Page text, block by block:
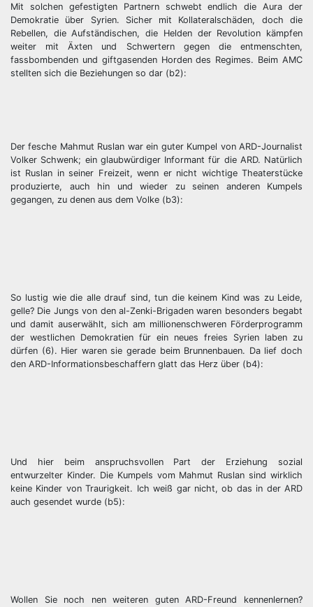
Mit solchen gefestigten Partnern schwebt endlich die Aura der
Demokratie über Syrien. Sicher mit Kollateralschäden, doch die
Rebellen, die Aufständischen, die Helden der Revolution kämpfen
weiter mit Äxten und Schwertern gegen die entmenschten,
fassbombenden und giftgasenden Horden des Regimes. Beim AMC
stellten sich die Beziehungen so dar (b2):
Der fesche Mahmut Ruslan war ein guter Kumpel von ARD-Journalist
Volker Schwenk; ein glaubwürdiger Informant für die ARD. Natürlich
ist Ruslan in seiner Freizeit, wenn er nicht wichtige Theaterstücke
produzierte, auch hin und wieder zu seinen anderen Kumpels
gegangen, zu denen aus dem Volke (b3):
So lustig wie die alle drauf sind, tun die keinem Kind was zu Leide,
gelle? Die Jungs von den al-Zenki-Brigaden waren besonders begabt
und damit auserwählt, sich am millionenschweren Förderprogramm
der westlichen Demokratien für ein neues freies Syrien laben zu
dürfen (6). Hier waren sie gerade beim Brunnenbauen. Da lief doch
den ARD-Informationsbeschaffern glatt das Herz über (b4):
Und hier beim anspruchsvollen Part der Erziehung sozial
entwurzelter Kinder. Die Kumpels vom Mahmut Ruslan sind wirklich
keine Kinder von Traurigkeit. Ich weiß gar nicht, ob das in der ARD
auch gesendet wurde (b5):
Wollen Sie noch nen weiteren guten ARD-Freund kennenlernen?